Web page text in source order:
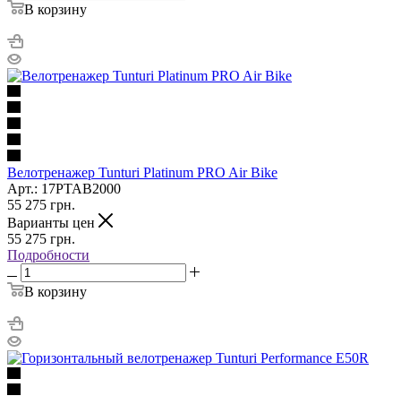
В корзину
Велотренажер Tunturi Platinum PRO Air Bike
Арт.: 17PTAB2000
55 275 грн.
Варианты цен
55 275 грн.
Подробности
В корзину